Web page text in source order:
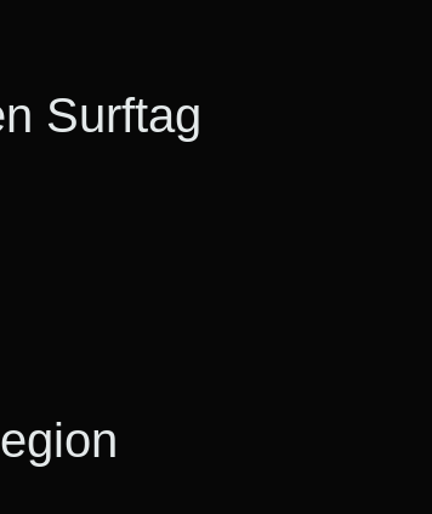
Surftag